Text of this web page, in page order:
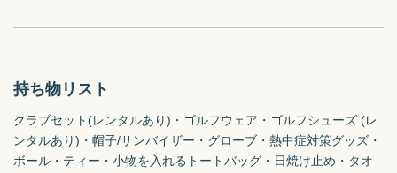
持ち物リスト
クラブセット(レンタルあり)・ゴルフウェア・ゴルフシューズ (レ
ンタルあり)・帽子/サンバイザー・グローブ・熱中症対策グッズ・
ボール・ティー・小物を入れるトートバッグ・日焼け止め・タオ